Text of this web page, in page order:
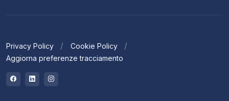
Privacy Policy
Cookie Policy
Aggiorna preferenze tracciamento